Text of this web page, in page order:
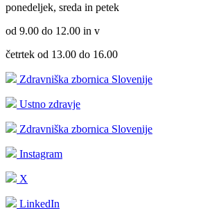
ponedeljek, sreda in petek
od 9.00 do 12.00 in v
četrtek od 13.00 do 16.00
Zdravniška zbornica Slovenije
Ustno zdravje
Zdravniška zbornica Slovenije
Instagram
X
LinkedIn